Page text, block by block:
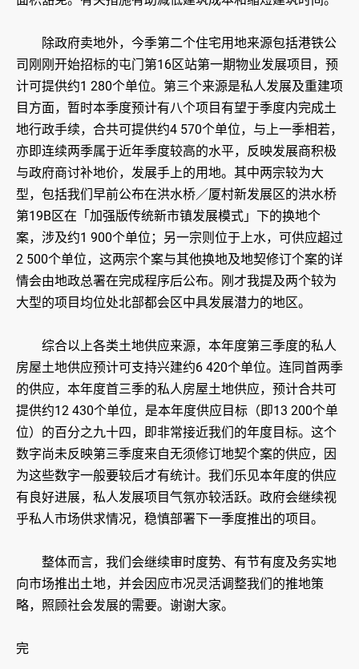
除政府卖地外，今季第二个住宅用地来源包括港铁公
司刚刚开始招标的屯门第16区站第一期物业发展项目，预
计可提供约1 280个单位。第三个来源是私人发展及重建项
目方面，暂时本季度预计有八个项目有望于季度内完成土
地行政手续，合共可提供约4 570个单位，与上一季相若，
亦即连续两季属于近年季度较高的水平，反映发展商积极
与政府商讨补地价，发展手上的用地。其中两宗较为大
型，包括我们早前公布在洪水桥／厦村新发展区的洪水桥
第19B区在「加强版传统新市镇发展模式」下的换地个
案，涉及约1 900个单位；另一宗则位于上水，可供应超过
2 500个单位，这两宗个案与其他换地及地契修订个案的详
情会由地政总署在完成程序后公布。刚才我提及两个较为
大型的项目均位处北部都会区中具发展潜力的地区。
综合以上各类土地供应来源，本年度第三季度的私人
房屋土地供应预计可支持兴建约6 420个单位。连同首两季
的供应，本年度首三季的私人房屋土地供应，预计合共可
提供约12 430个单位，是本年度供应目标（即13 200个单
位）的百分之九十四，即非常接近我们的年度目标。这个
数字尚未反映第三季度来自无须修订地契个案的供应，因
为这些数字一般要较后才有统计。我们乐见本年度的供应
有良好进展，私人发展项目气氛亦较活跃。政府会继续视
乎私人市场供求情况，稳慎部署下一季度推出的项目。
整体而言，我们会继续审时度势、有节有度及务实地
向市场推出土地，并会因应市况灵活调整我们的推地策
略，照顾社会发展的需要。谢谢大家。
完